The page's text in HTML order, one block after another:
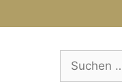
Suchen
nach: